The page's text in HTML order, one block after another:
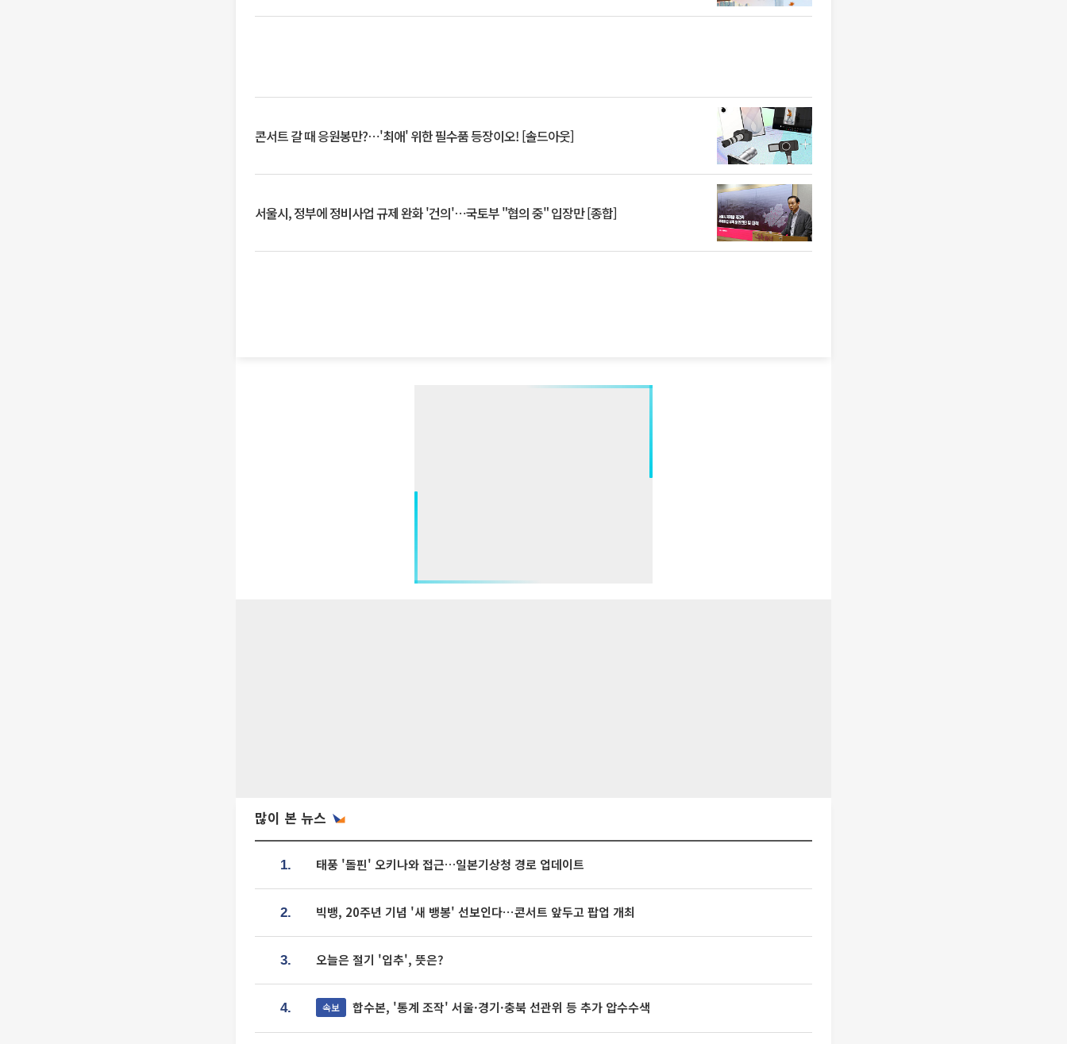
콘서트 갈 때 응원봉만?⋯'최애' 위한 필수품 등장이오! [솔드아웃]
서울시, 정부에 정비사업 규제 완화 '건의'⋯국토부 "협의 중" 입장만 [종합]
많이 본 뉴스
1. 태풍 '돌핀' 오키나와 접근…일본기상청 경로 업데이트
2. 빅뱅, 20주년 기념 '새 뱅봉' 선보인다⋯콘서트 앞두고 팝업 개최
3. 오늘은 절기 '입추', 뜻은?
4. 속보 합수본, '통계 조작' 서울·경기·충북 선관위 등 추가 압수수색